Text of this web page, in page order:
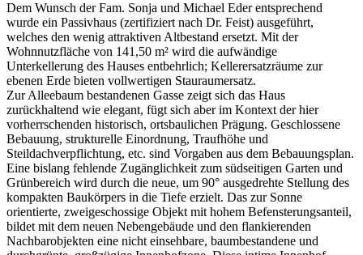
Dem Wunsch der Fam. Sonja und Michael Eder entsprechend
wurde ein Passivhaus (zertifiziert nach Dr. Feist) ausgeführt,
welches den wenig attraktiven Altbestand ersetzt. Mit der
Wohnnutzfläche von 141,50 m² wird die aufwändige
Unterkellerung des Hauses entbehrlich; Kellerersatzräume zur
ebenen Erde bieten vollwertigen Stauraumersatz.
Zur Alleebaum bestandenen Gasse zeigt sich das Haus
zurückhaltend wie elegant, fügt sich aber im Kontext der hier
vorherrschenden historisch, ortsbaulichen Prägung. Geschlossene
Bebauung, strukturelle Einordnung, Traufhöhe und
Steildachverpflichtung, etc. sind Vorgaben aus dem Bebauungsplan.
Eine bislang fehlende Zugänglichkeit zum südseitigen Garten und
Grünbereich wird durch die neue, um 90° ausgedrehte Stellung des
kompakten Baukörpers in die Tiefe erzielt. Das zur Sonne
orientierte, zweigeschossige Objekt mit hohem Befensterungsanteil,
bildet mit dem neuen Nebengebäude und den flankierenden
Nachbarobjekten eine nicht einsehbare, baumbestandene und